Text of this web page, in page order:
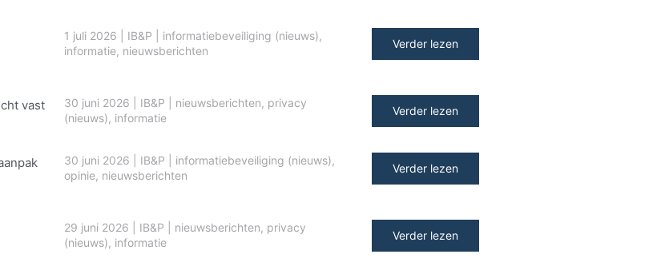
1 juli 2026 IB&P informatiebeveiliging (nieuws),
informatie, nieuwsberichten
Verder lezen
vast 30 juni 2026 IB&P nieuwsberichten, privacy
(nieuws), informatie
Verder lezen
30 juni 2026 IB&P informatiebeveiliging (nieuws),
opinie, nieuwsberichten
Verder lezen
29 juni 2026 IB&P nieuwsberichten, privacy
(nieuws), informatie
Verder lezen